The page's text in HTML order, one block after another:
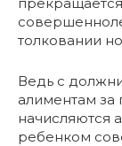
толковании
Ведь с
алиментам
начисляются
ребенком